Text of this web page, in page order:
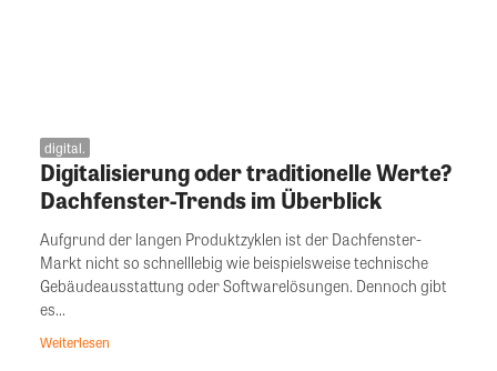
digital.
Digitalisierung oder traditionelle Werte?
Dachfenster-Trends im Überblick
Aufgrund der langen Produktzyklen ist der Dachfenster-
Markt nicht so schnelllebig wie beispielsweise technische
Gebäudeausstattung oder Softwarelösungen. Dennoch gibt
es...
Weiterlesen